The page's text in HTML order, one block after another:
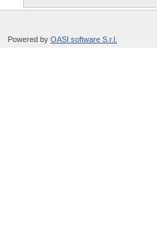
Powered by OASI software S.r.l.